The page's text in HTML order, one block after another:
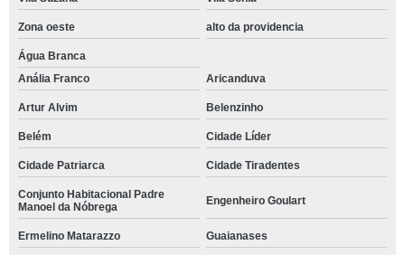
Zona oeste alto da providencia
Água Branca
Anália Franco
Aricanduva
Artur Alvim Belenzinho
Belém Cidade Líder
Cidade Patriarca Cidade Tiradentes
Conjunto Habitacional Padre
Manoel da Nóbrega
Engenheiro Goulart
Ermelino Matarazzo Guaianases